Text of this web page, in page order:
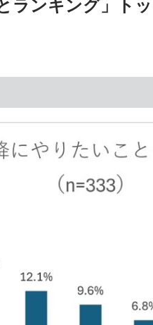
ランキング」ト